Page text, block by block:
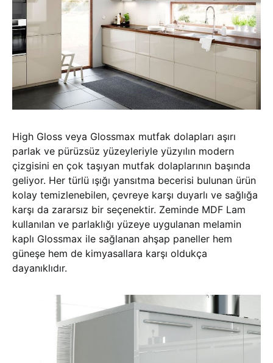
High Gloss veya Glossmax mutfak dolapları aşırı
parlak ve pürüzsüz yüzeyleriyle yüzyılın modern
çizgisini en çok taşıyan mutfak dolaplarının başında
geliyor. Her türlü ışığı yansıtma becerisi bulunan ürün
kolay temizlenebilen, çevreye karşı duyarlı ve sağlığa
karşı da zararsız bir seçenektir. Zeminde MDF Lam
kullanılan ve parlaklığı yüzeye uygulanan melamin
kaplı Glossmax ile sağlanan ahşap paneller hem
güneşe hem de kimyasallara karşı oldukça
dayanıklıdır.